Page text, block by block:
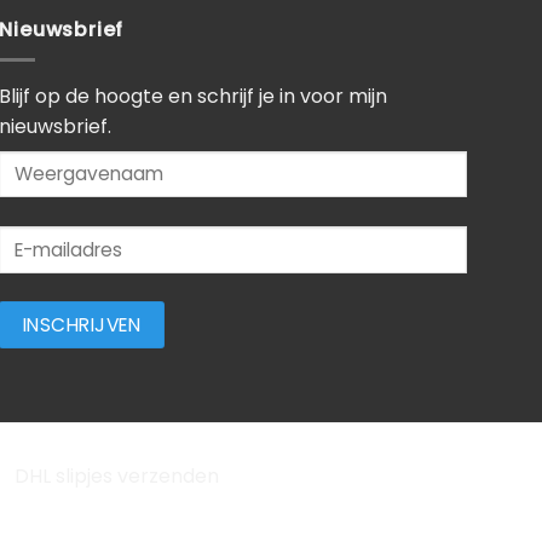
Nieuwsbrief
Blijf op de hoogte en schrijf je in voor mijn
nieuwsbrief.